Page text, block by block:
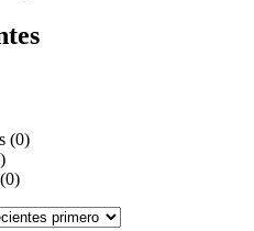
(0)